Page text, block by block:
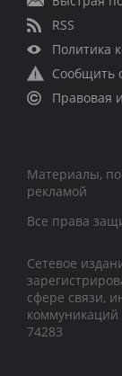
RSS
Политика
Сообщить
Правовая
Материалы,
рекламой
Все права
Сетевое
сфере связи,
74283